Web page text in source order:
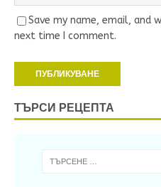
Save my name, email, and
next time I comment.
ТЪРСИ РЕЦЕПТА